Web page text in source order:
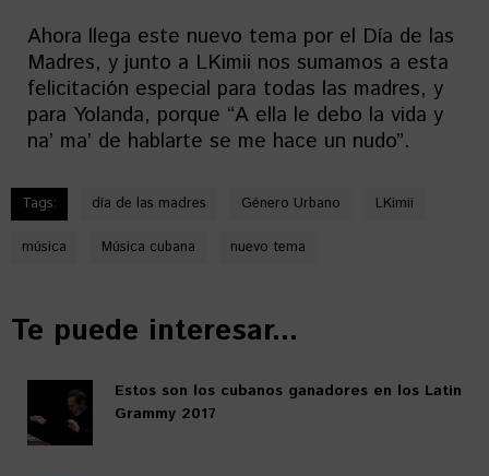
Ahora llega este nuevo tema por el Día de las
Madres, y junto a LKimii nos sumamos a esta
felicitación especial para todas las madres, y
para Yolanda, porque “A ella le debo la vida y
na’ ma’ de hablarte se me hace un nudo”.
Tags: día de las madres Género Urbano LKimii
música Música cubana nuevo tema
Te puede interesar...
Estos son los cubanos ganadores en los Latin
Grammy 2017